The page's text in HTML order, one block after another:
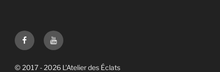
Suivez-
nous
Youtube
© 2017 - 2026 L'Atelier des Éclats